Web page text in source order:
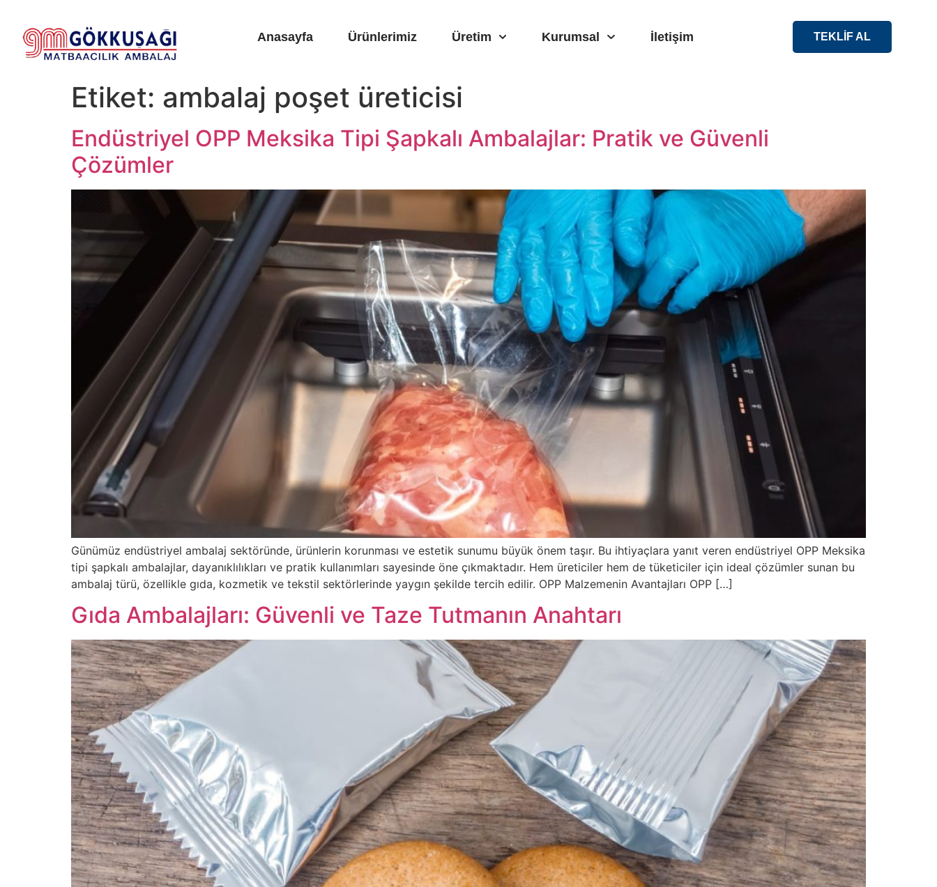
Anasayfa Ürünlerimiz Üretim Kurumsal İletişim TEKLİF AL
Etiket: ambalaj poşet üreticisi
Endüstriyel OPP Meksika Tipi Şapkalı Ambalajlar: Pratik ve Güvenli
Çözümler
Günümüz endüstriyel ambalaj sektöründe, ürünlerin korunması ve estetik sunumu büyük önem taşır. Bu ihtiyaçlara yanıt veren endüstriyel OPP Meksika
tipi şapkalı ambalajlar, dayanıklılıkları ve pratik kullanımları sayesinde öne çıkmaktadır. Hem üreticiler hem de tüketiciler için ideal çözümler sunan bu
ambalaj türü, özellikle gıda, kozmetik ve tekstil sektörlerinde yaygın şekilde tercih edilir. OPP Malzemenin Avantajları OPP […]
Gıda Ambalajları: Güvenli ve Taze Tutmanın Anahtarı